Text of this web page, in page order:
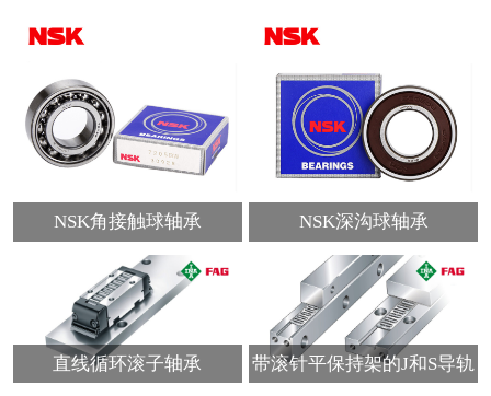
NSK角接触球轴承 NSK深沟球轴承
直线循环滚子轴承 带滚针平保持架的J和S导轨